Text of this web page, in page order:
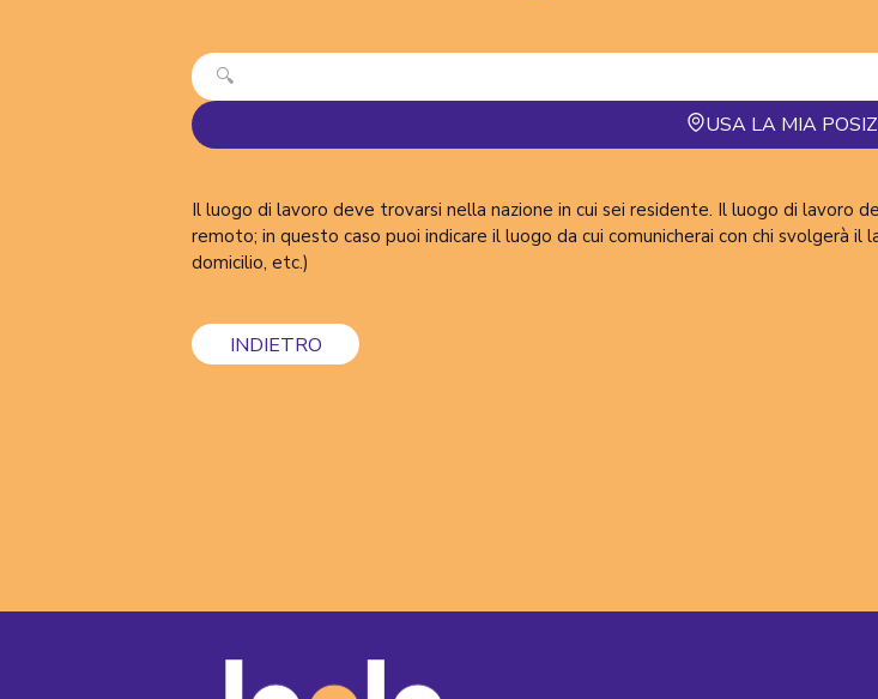
USA LA MIA
Il luogo di lavoro deve trovarsi nella nazione in cui sei residente. Il luogo di lavoro
remoto; in questo caso puoi indicare il luogo da cui comunicherai con chi svolgerà
domicilio, etc.)
INDIETRO